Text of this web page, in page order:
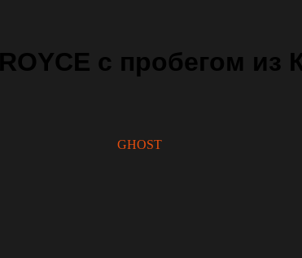
с пробегом из
GHOST